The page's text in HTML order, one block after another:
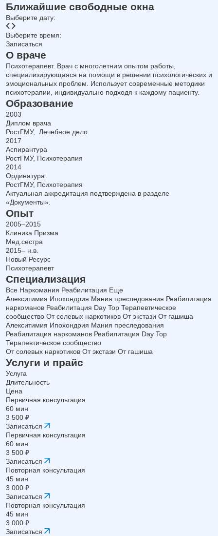
Ближайшие свободные окна
Выберите дату:
Выберите время:
Записаться
О враче
Психотерапевт. Врач с многолетним опытом работы,
специализирующаяся на помощи в решении психологических и
эмоциональных проблем. Использует современные методики
психотерапии, индивидуально подходя к каждому пациенту.
Образование
2003
Диплом врача
РостГМУ, Лечебное дело
2017
Аспирантура
РостГМУ, Психотерапия
2014
Ординатура
РостГМУ, Психотерапия
Актуальная аккредитация подтверждена в разделе
«Документы».
Опыт
2005–2015
Клиника Призма
Мед.сестра
2015– н.в.
Новый Ресурс
Психотерапевт
Специализация
Все Наркомания Реабилитация Еще
Алекситимия Ипохондрия Мания преследования Реабилитация
наркоманов Реабилитация Day Top Терапевтическое
сообщество От солевых наркотиков От экстази От гашиша
Алекситимия Ипохондрия Мания преследования
Реабилитация наркоманов Реабилитация Day Top
Терапевтическое сообщество
От солевых наркотиков От экстази От гашиша
Услуги и прайс
Услуга
Длительность
Цена
Первичная консультация
60 мин
3 500 ₽
Записаться
Первичная консультация
60 мин
3 500 ₽
Записаться
Повторная консультация
45 мин
3 000 ₽
Записаться
Повторная консультация
45 мин
3 000 ₽
Записаться